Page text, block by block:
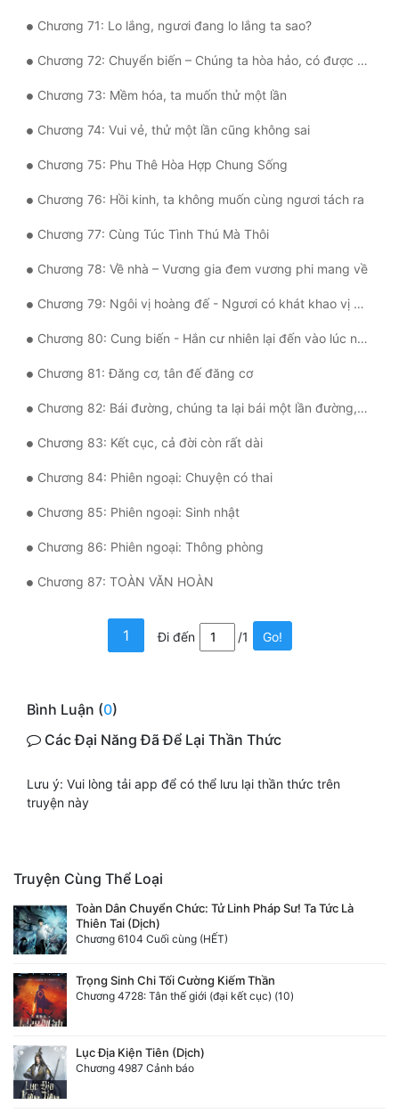
Chương 71: Lo lắng, ngươi đang lo lắng ta sao?
Chương 72: Chuyển biến – Chúng ta hòa hảo, có được hay không?
Chương 73: Mềm hóa, ta muốn thử một lần
Chương 74: Vui vẻ, thử một lần cũng không sai
Chương 75: Phu Thê Hòa Hợp Chung Sống
Chương 76: Hồi kinh, ta không muốn cùng ngươi tách ra
Chương 77: Cùng Túc Tình Thú Mà Thôi
Chương 78: Về nhà – Vương gia đem vương phi mang về
Chương 79: Ngôi vị hoàng đế - Ngươi có khát khao vị trí kia không?
Chương 80: Cung biến - Hắn cư nhiên lại đến vào lúc này sao?
Chương 81: Đăng cơ, tân đế đăng cơ
Chương 82: Bái đường, chúng ta lại bái một lần đường, có được hay không?
Chương 83: Kết cục, cả đời còn rất dài
Chương 84: Phiên ngoại: Chuyện có thai
Chương 85: Phiên ngoại: Sinh nhật
Chương 86: Phiên ngoại: Thông phòng
Chương 87: TOÀN VĂN HOÀN
1 Đi đến /1 Go!
Bình Luận (0)
Các Đại Năng Đã Để Lại Thần Thức
Lưu ý: Vui lòng tải app để có thể lưu lại thần thức trên
truyện này
Truyện Cùng Thể Loại
Toàn Dân Chuyển Chức: Tử Linh Pháp Sư! Ta Tức Là
Thiên Tai (Dịch)
Chương 6104 Cuối cùng (HẾT)
Trọng Sinh Chi Tối Cường Kiếm Thần
Chương 4728: Tân thế giới (đại kết cục) (10)
Lục Địa Kiện Tiên (Dịch)
Chương 4987 Cảnh báo